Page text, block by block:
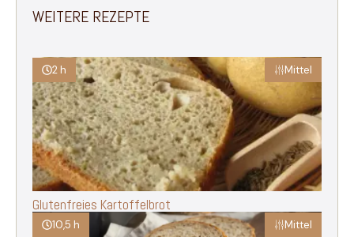
WEITERE REZEPTE
2 h Mittel
Glutenfreies Kartoffelbrot
10,5 h Mittel